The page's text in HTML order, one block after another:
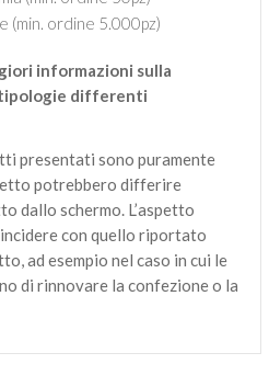
(min. ordine 5.000pz)
informazioni sulla
differenti
presentati sono puramente
potrebbero differire
dallo schermo. L’aspetto
con quello riportato
ad esempio nel caso in cui le
di rinnovare la confezione o la